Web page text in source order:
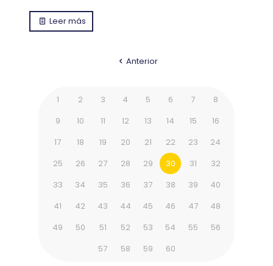
Leer más
Anterior
1 2 3 4 5 6 7
8
9
10 11 12 13 14 15
16
17
18 19 20 21 22 23
24
25
26 27 28 29 30 31
32
33
34 35 36 37 38 39
40
41
42 43 44 45 46 47
48
49
50 51 52 53 54 55
56
57
58 59 60